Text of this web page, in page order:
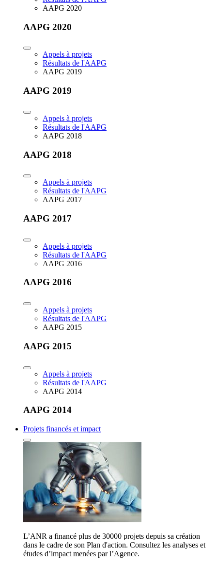
AAPG 2020
AAPG 2020
Appels à projets
Résultats de l'AAPG
AAPG 2019
AAPG 2019
Appels à projets
Résultats de l'AAPG
AAPG 2018
AAPG 2018
Appels à projets
Résultats de l'AAPG
AAPG 2017
AAPG 2017
Appels à projets
Résultats de l'AAPG
AAPG 2016
AAPG 2016
Appels à projets
Résultats de l'AAPG
AAPG 2015
AAPG 2015
Appels à projets
Résultats de l'AAPG
AAPG 2014
AAPG 2014
Projets financés et impact
L’ANR a financé plus de 30000 projets depuis sa création
dans le cadre de son Plan d'action. Consultez les analyses et
études d’impact menées par l’Agence.